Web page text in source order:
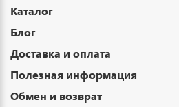
Каталог
Блог
Доставка и оплата
Полезная информация
Обмен и возврат